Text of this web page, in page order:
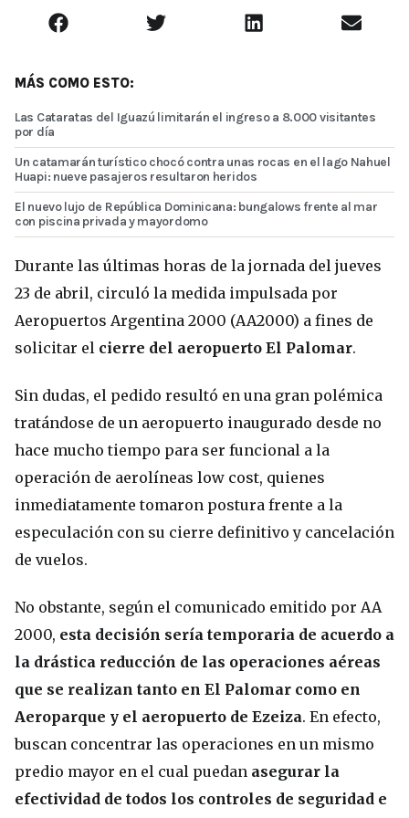
MÁS COMO ESTO:
Las Cataratas del Iguazú limitarán el ingreso a 8.000 visitantes
por día
Un catamarán turístico chocó contra unas rocas en el lago Nahuel
Huapi: nueve pasajeros resultaron heridos
El nuevo lujo de República Dominicana: bungalows frente al mar
con piscina privada y mayordomo
Durante las últimas horas de la jornada del jueves
23 de abril, circuló la medida impulsada por
Aeropuertos Argentina 2000 (AA2000) a fines de
solicitar el cierre del aeropuerto El Palomar.
Sin dudas, el pedido resultó en una gran polémica
tratándose de un aeropuerto inaugurado desde no
hace mucho tiempo para ser funcional a la
operación de aerolíneas low cost, quienes
inmediatamente tomaron postura frente a la
especulación con su cierre definitivo y cancelación
de vuelos.
No obstante, según el comunicado emitido por AA
2000, esta decisión sería temporaria de acuerdo a
la drástica reducción de las operaciones aéreas
que se realizan tanto en El Palomar como en
Aeroparque y el aeropuerto de Ezeiza. En efecto,
buscan concentrar las operaciones en un mismo
predio mayor en el cual puedan asegurar la
efectividad de todos los controles de seguridad e